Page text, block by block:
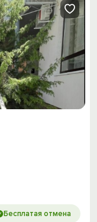
Бесплатая отмена